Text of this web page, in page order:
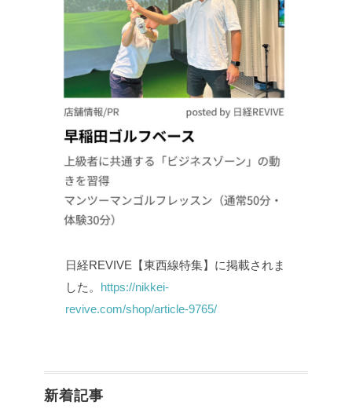
日経REVIVE【東西線特集】に掲載されま
した。 https://nikkei-
revive.com/shop/article-9765/
新着記事